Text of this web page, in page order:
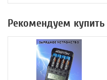
Рекомендуем купить